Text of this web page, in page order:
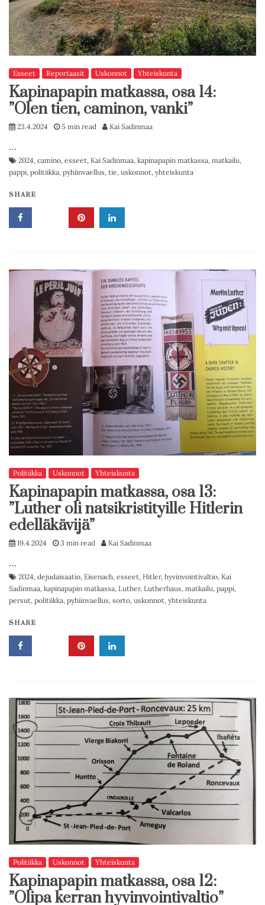
Esseet Reportaasit Uskonnot Yhteiskunta
Kapinapapin matkassa, osa 14:
”Olen tien, caminon, vanki”
23.4.2024 5 min read Kai Sadinmaa
…
2024, camino, esseet, Kai Sadinmaa, kapinapapin matkassa, matkailu,
pappi, politiikka, pyhiinvaellus, tie, uskonnot, yhteiskunta
SHARE
Politiikka Uskonnot Yhteiskunta
Kapinapapin matkassa, osa 13:
”Luther oli natsikristityille Hitlerin
edelläkävijä”
19.4.2024 3 min read Kai Sadinmaa
…
2024, dejudaisaatio, Eisenach, esseet, Hitler, hyvinvointivaltio, Kai
Sadinmaa, kapinapapin matkassa, Luther, Lutherhaus, matkailu, pappi,
persut, politiikka, pyhiinvaellus, sorto, uskonnot, yhteiskunta
SHARE
Politiikka Uskonnot Yhteiskunta
Kapinapapin matkassa, osa 12:
”Olipa kerran hyvinvointivaltio”